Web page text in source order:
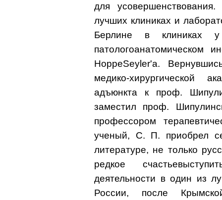
для
лучших клиниках и
Берлине в клиниках
патологоанатомическом
HoppeSeyler'a.
медико-хирургической
адъюнкта к проф.
заместил проф.
профессором
ученый, С. П. приобрел
литературе, не только
редкое
деятельности в один из
России, после